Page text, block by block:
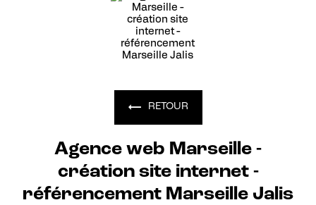
RETOUR
Agence web Marseille -
création site internet -
référencement Marseille Jalis